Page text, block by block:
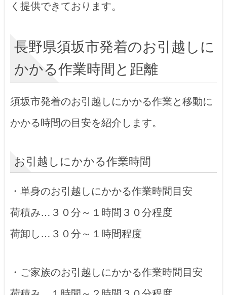
く提供できております。
長野県須坂市発着のお引越しに
かかる作業時間と距離
須坂市発着のお引越しにかかる作業と移動に
かかる時間の目安を紹介します。
お引越しにかかる作業時間
・単身のお引越しにかかる作業時間目安
荷積み…３０分～１時間３０分程度
荷卸し…３０分～１時間程度
・ご家族のお引越しにかかる作業時間目安